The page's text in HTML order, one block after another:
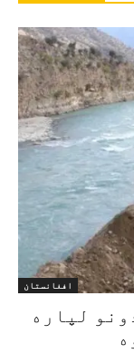
افغانستان
لپاره